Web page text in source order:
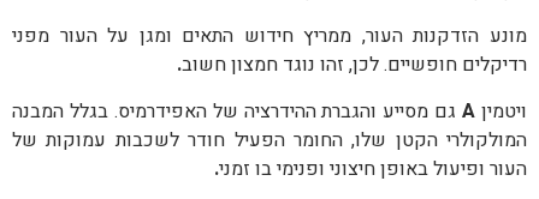
מונע הזדקנות העור, ממריץ חידוש התאים ומגן על העור מפני
רדיקלים חופשיים. לכן, זהו נוגד חמצון חשוב.
ויטמיןA
גם מסייע והגברת ההידרציה של האפידרמיס. בגלל המבנה
המולקולרי הקטן שלו, החומר הפעיל חודר לשכבות עמוקות של
העור ופיעול באופן חיצוני ופנימי בו זמני.